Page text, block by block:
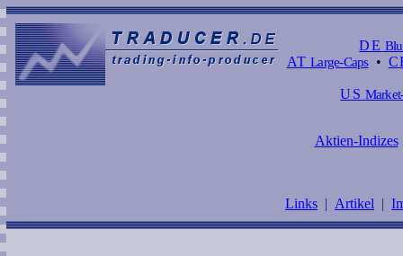
DE
AT Large-Caps•
US
Aktien-Indizes
Links | Artikel |